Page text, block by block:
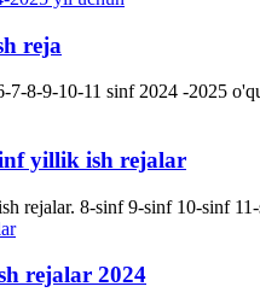
reja
7-8-9-10-11 sinf 2024 -2025
yillik ish rejalar
rejalar. 8-sinf 9-sinf 10-sinf
rejalar 2024